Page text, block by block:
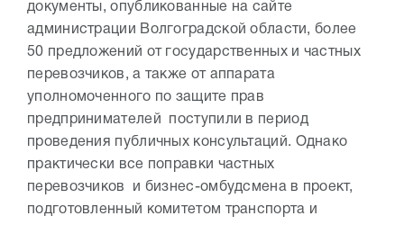
документы, опубликованные на сайте
администрации Волгоградской области, более
50 предложений от государственных и частных
перевозчиков, а также от аппарата
уполномоченного по защите прав
предпринимателей поступили в период
проведения публичных консультаций. Однако
практически все поправки частных
перевозчиков и бизнес-омбудсмена в проект,
подготовленный комитетом транспорта и